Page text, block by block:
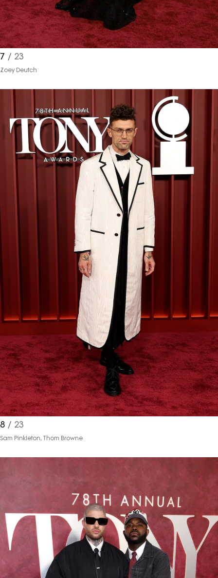
sırları ve en popüler partilerden
haberdar olmak için haftalık e-
bültenimize kaydolun.
7 / 23
Zoey Deutch
8 / 23
Sam Pinkleton, Thom Browne